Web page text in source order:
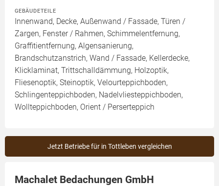
GEBÄUDETEILE
Innenwand, Decke, Außenwand / Fassade, Türen /
Zargen, Fenster / Rahmen, Schimmelentfernung,
Graffitientfernung, Algensanierung,
Brandschutzanstrich, Wand / Fassade, Kellerdecke,
Klicklaminat, Trittschalldämmung, Holzoptik,
Fliesenoptik, Steinoptik, Velourteppichboden,
Schlingenteppichboden, Nadelvliesteppichboden,
Wollteppichboden, Orient / Perserteppich
Jetzt Betriebe für in Tottleben vergleichen
Machalet Bedachungen GmbH